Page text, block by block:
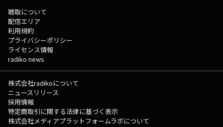
聴取について
配信エリア
利用規約
プライバシーポリシー
ライセンス情報
radiko news
株式会社radikoについて
ニュースリリース
採用情報
特定商取引に関する法律に基づく表示
株式会社メディアプラットフォームラボについて